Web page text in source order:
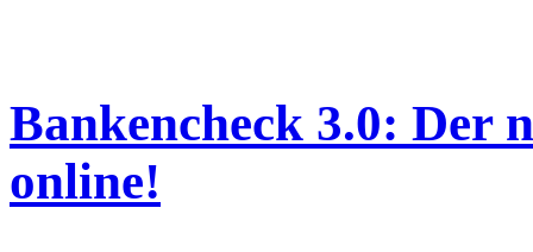
Bankencheck 3.0: Der
online!